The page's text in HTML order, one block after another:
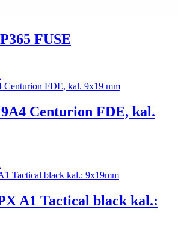
FUSE
Centurion FDE, kal.
A1 Tactical black kal.: